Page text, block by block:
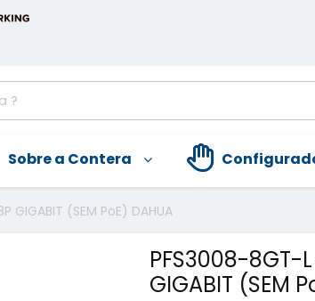
Sobre a Contera
GIGABIT (SEM PoE) DAHUA
PFS3008-8GT-
GIGABIT (SEM